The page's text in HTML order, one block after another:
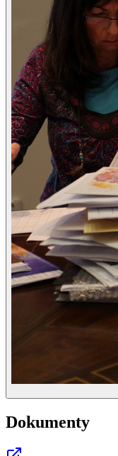
Dokumenty